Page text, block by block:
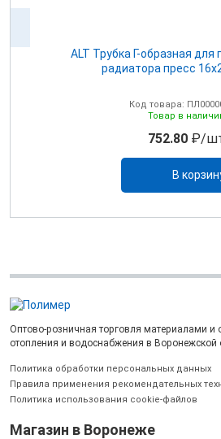
ALT Трубка Г-образная для
радиатора пресс
Код товара:
Товар в
752.80₽/
В
Оптово-розничная торговля материалами и
отопления и водоснабжения в Воронежской
Политика обработки персональных данных
Правила применения рекомендательных
Политика использования cookie-файлов
Магазин в Воронеже